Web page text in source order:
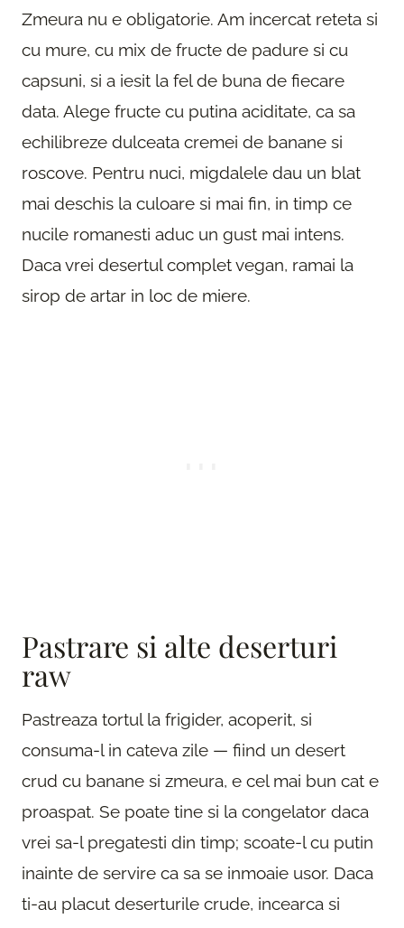
Zmeura nu e obligatorie. Am incercat reteta si
cu mure, cu mix de fructe de padure si cu
capsuni, si a iesit la fel de buna de fiecare
data. Alege fructe cu putina aciditate, ca sa
echilibreze dulceata cremei de banane si
roscove. Pentru nuci, migdalele dau un blat
mai deschis la culoare si mai fin, in timp ce
nucile romanesti aduc un gust mai intens.
Daca vrei desertul complet vegan, ramai la
sirop de artar in loc de miere.
Pastrare si alte deserturi
raw
Pastreaza tortul la frigider, acoperit, si
consuma-l in cateva zile — fiind un desert
crud cu banane si zmeura, e cel mai bun cat e
proaspat. Se poate tine si la congelator daca
vrei sa-l pregatesti din timp; scoate-l cu putin
inainte de servire ca sa se inmoaie usor. Daca
ti-au placut deserturile crude, incearca si